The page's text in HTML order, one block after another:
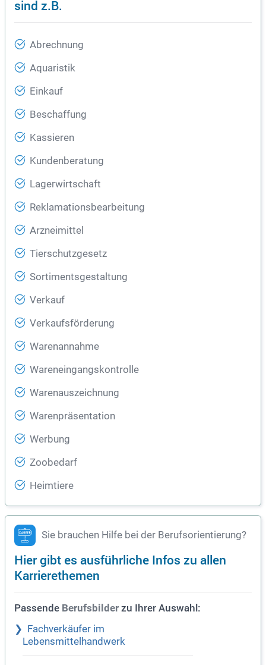
sind z.B.
Abrechnung
Aquaristik
Einkauf
Beschaffung
Kassieren
Kundenberatung
Lagerwirtschaft
Reklamationsbearbeitung
Arzneimittel
Tierschutzgesetz
Sortimentsgestaltung
Verkauf
Verkaufsförderung
Warenannahme
Wareneingangskontrolle
Warenauszeichnung
Warenpräsentation
Werbung
Zoobedarf
Heimtiere
Sie brauchen Hilfe bei der Berufsorientierung?
Hier gibt es ausführliche Infos zu allen
Karrierethemen
Passende Berufsbilder zu Ihrer Auswahl:
Fachverkäufer im
Lebensmittelhandwerk